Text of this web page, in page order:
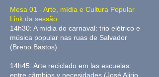
Mesa 01 - Arte, mídia e Cultura Popular
Link da sessão:
14h30: A mídia do carnaval: trio elétrico e
música popular nas ruas de Salvador
(Breno Bastos)
14h45: Arte reciclado em las escuelas:
entre câmbios y necesidades (José Alirio